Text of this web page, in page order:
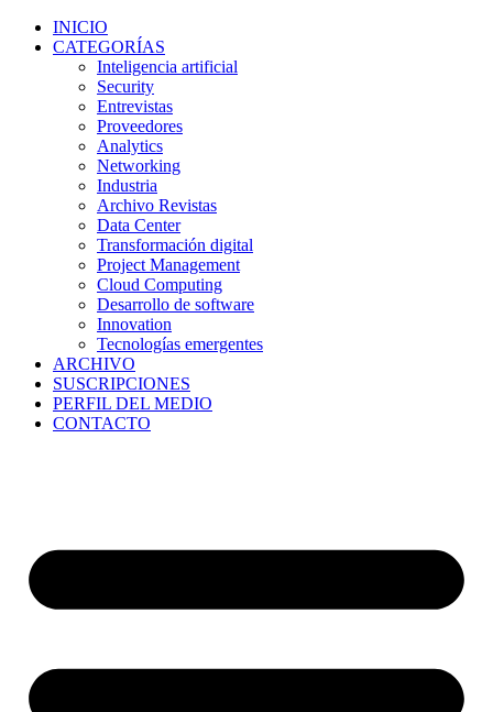
INICIO
CATEGORÍAS
Inteligencia artificial
Security
Entrevistas
Proveedores
Analytics
Networking
Industria
Archivo Revistas
Data Center
Transformación digital
Project Management
Cloud Computing
Desarrollo de software
Innovation
Tecnologías emergentes
ARCHIVO
SUSCRIPCIONES
PERFIL DEL MEDIO
CONTACTO